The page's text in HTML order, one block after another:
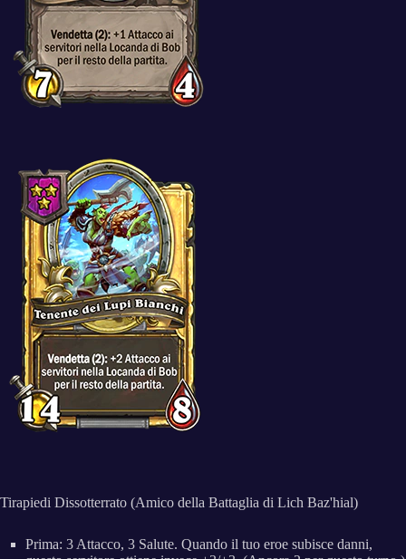
Tirapiedi Dissotterrato (Amico della Battaglia di Lich Baz'hial)
Prima: 3 Attacco, 3 Salute. Quando il tuo eroe subisce danni,